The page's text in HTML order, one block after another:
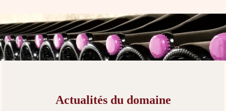
Actualités du domaine